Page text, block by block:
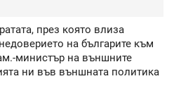
през която влиза
на българите към
министър на външните
ни във външната политика